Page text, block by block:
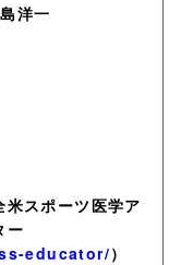
洋一
スポーツ医学ア
ー
educator/）